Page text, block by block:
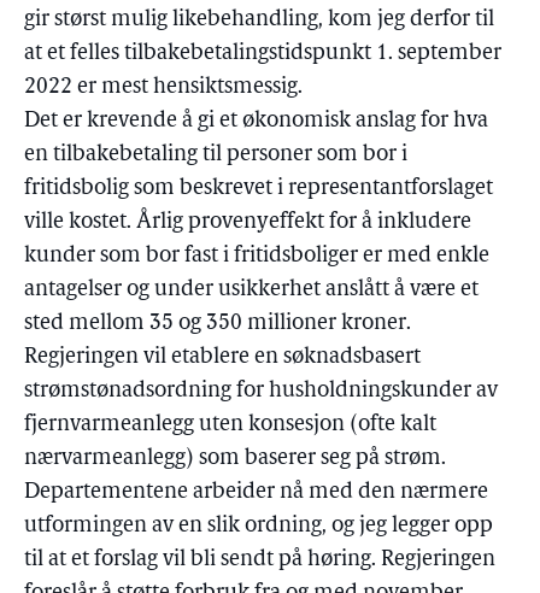
gir størst mulig likebehandling, kom jeg derfor til
at et felles tilbakebetalingstidspunkt 1. september
2022 er mest hensiktsmessig.
Det er krevende å gi et økonomisk anslag for hva
en tilbakebetaling til personer som bor i
fritidsbolig som beskrevet i representantforslaget
ville kostet. Årlig provenyeffekt for å inkludere
kunder som bor fast i fritidsboliger er med enkle
antagelser og under usikkerhet anslått å være et
sted mellom 35 og 350 millioner kroner.
Regjeringen vil etablere en søknadsbasert
strømstønadsordning for husholdningskunder av
fjernvarmeanlegg uten konsesjon (ofte kalt
nærvarmeanlegg) som baserer seg på strøm.
Departementene arbeider nå med den nærmere
utformingen av en slik ordning, og jeg legger opp
til at et forslag vil bli sendt på høring. Regjeringen